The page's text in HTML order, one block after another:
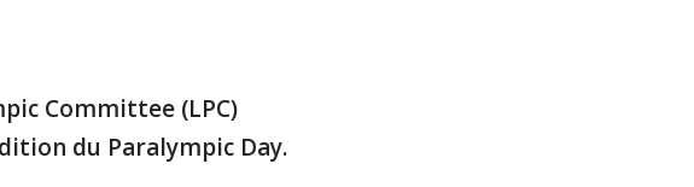
Committee (LPC)
du Paralympic Day.